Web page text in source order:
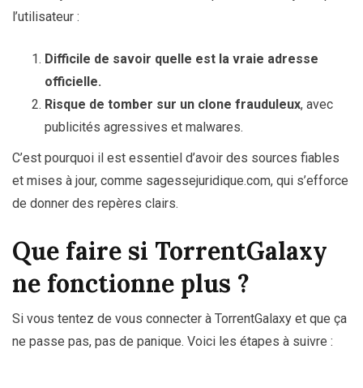
l’utilisateur :
Difficile de savoir quelle est la vraie adresse
officielle.
Risque de tomber sur un clone frauduleux, avec
publicités agressives et malwares.
C’est pourquoi il est essentiel d’avoir des sources fiables
et mises à jour, comme sagessejuridique.com, qui s’efforce
de donner des repères clairs.
Que faire si TorrentGalaxy
ne fonctionne plus ?
Si vous tentez de vous connecter à TorrentGalaxy et que ça
ne passe pas, pas de panique. Voici les étapes à suivre :